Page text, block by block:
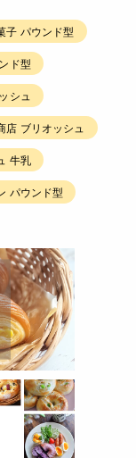
子 パウンド型
ド型
シュ
店 ブリオッシュ
牛乳
パウンド型